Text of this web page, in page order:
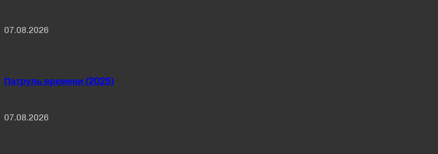
07.08.2026
Патруль времени (2025)
07.08.2026